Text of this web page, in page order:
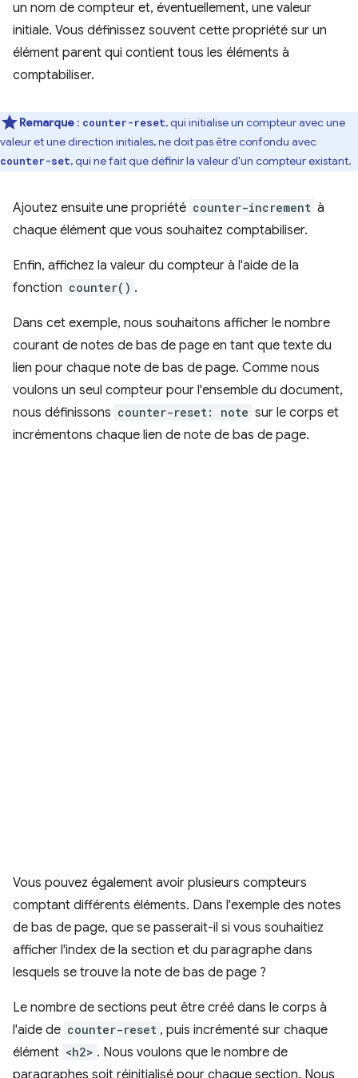
un nom de compteur et, éventuellement, une valeur
initiale. Vous définissez souvent cette propriété sur un
élément parent qui contient tous les éléments à
comptabiliser.
Remarque : counter-reset, qui initialise un compteur avec une
valeur et une direction initiales, ne doit pas être confondu avec
counter-set, qui ne fait que définir la valeur d'un compteur existant.
Ajoutez ensuite une propriété counter-increment à
chaque élément que vous souhaitez comptabiliser.
Enfin, affichez la valeur du compteur à l'aide de la
fonction counter() .
Dans cet exemple, nous souhaitons afficher le nombre
courant de notes de bas de page en tant que texte du
lien pour chaque note de bas de page. Comme nous
voulons un seul compteur pour l'ensemble du document,
nous définissons counter-reset: note sur le corps et
incrémentons chaque lien de note de bas de page.
Vous pouvez également avoir plusieurs compteurs
comptant différents éléments. Dans l'exemple des notes
de bas de page, que se passerait-il si vous souhaitiez
afficher l'index de la section et du paragraphe dans
lesquels se trouve la note de bas de page ?
Le nombre de sections peut être créé dans le corps à
l'aide de counter-reset , puis incrémenté sur chaque
élément <h2> . Nous voulons que le nombre de
paragraphes soit réinitialisé pour chaque section. Nous